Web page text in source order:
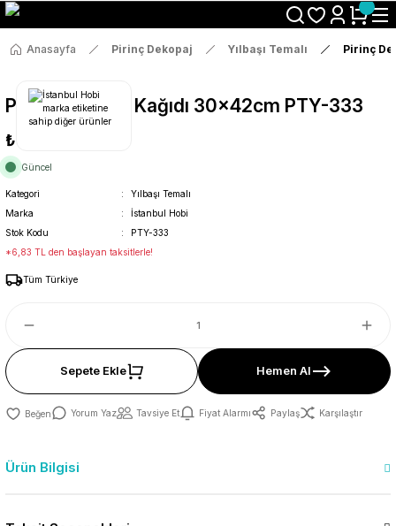
Size Özel "HG10" Koduyla Sepette Hemen %10 İndirimi Kaçırma
Anasayfa Pirinç Dekopaj Yılbaşı Temalı Pirinç
Pirinç Dekopaj Kağıdı 30x42cm PTY-333
₺36
Güncel
Kategori
Yılbaşı Temalı
Marka
İstanbul Hobi
Stok Kodu
PTY-333
*6,83 TL den başlayan taksitlerle!
Tüm Türkiye
Sepete Ekle Hemen Al
Yorum Yaz Tavsiye Et Fiyat Alarmı Paylaş Karşılaştır
Ürün Bilgisi